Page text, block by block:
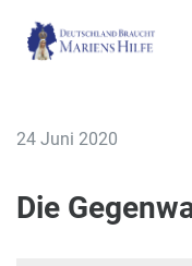
24 Juni 2020
Die